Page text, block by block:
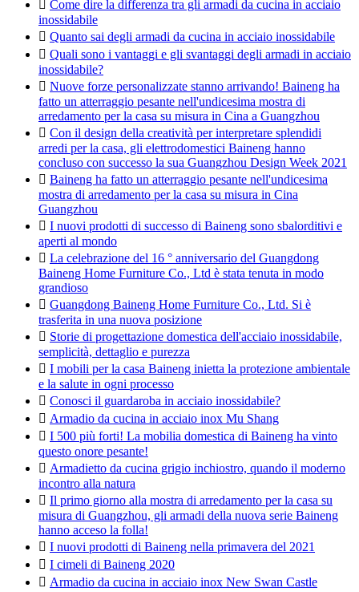
Come dire la differenza tra gli armadi da cucina in acciaio
inossidabile
 Quanto sai degli armadi da cucina in acciaio inossidabile
 Quali sono i vantaggi e gli svantaggi degli armadi in acciaio
inossidabile?
 Nuove forze personalizzate stanno arrivando! Baineng ha
fatto un atterraggio pesante nell'undicesima mostra di
arredamento per la casa su misura in Cina a Guangzhou
 Con il design della creatività per interpretare splendidi
arredi per la casa, gli elettrodomestici Baineng hanno
concluso con successo la sua Guangzhou Design Week 2021
 Baineng ha fatto un atterraggio pesante nell'undicesima
mostra di arredamento per la casa su misura in Cina
Guangzhou
 I nuovi prodotti di successo di Baineng sono sbalorditivi e
aperti al mondo
 La celebrazione del 16 ° anniversario del Guangdong
Baineng Home Furniture Co., Ltd è stata tenuta in modo
grandioso
 Guangdong Baineng Home Furniture Co., Ltd. Si è
trasferita in una nuova posizione
 Storie di progettazione domestica dell'acciaio inossidabile,
semplicità, dettaglio e purezza
 I mobili per la casa Baineng inietta la protezione ambientale
e la salute in ogni processo
 Conosci il guardaroba in acciaio inossidabile?
 Armadio da cucina in acciaio inox Mu Shang
 I 500 più forti! La mobilia domestica di Baineng ha vinto
questo onore pesante!
 Armadietto da cucina grigio inchiostro, quando il moderno
incontro alla natura
 Il primo giorno alla mostra di arredamento per la casa su
misura di Guangzhou, gli armadi della nuova serie Baineng
hanno acceso la folla!
 I nuovi prodotti di Baineng nella primavera del 2021
 I cimeli di Baineng 2020
 Armadio da cucina in acciaio inox New Swan Castle